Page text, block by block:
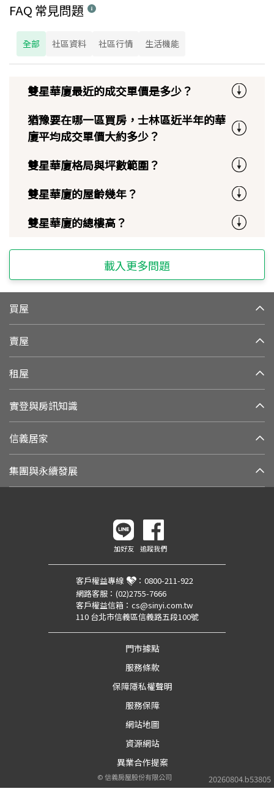
FAQ 常見問題
全部 社區資料 社區行情 生活機能
雙星華廈最近的成交單價是多少？
猶豫要在哪一區買房，士林區近半年的華
廈平均成交單價大約多少？
雙星華廈格局與坪數範圍？
雙星華廈的屋齡幾年？
雙星華廈的總樓高？
載入更多問題
買屋
賣屋
租屋
實登與房訊知識
信義居家
集團與永續發展
20260804.b53805
加好友 追蹤我們
客戶權益專線 ： 0800-211-922
網路客服： (02)2755-7666
客戶權益信箱： cs@sinyi.com.tw
110 台北市信義區信義路五段100號
門市據點
服務條款
保障隱私權聲明
服務保障
網站地圖
資源網站
異業合作提案
©信義房屋股份有限公司